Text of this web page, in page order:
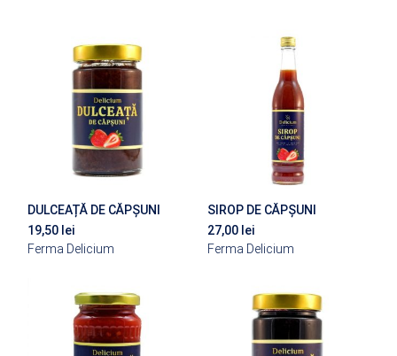
DULCEAȚĂ DE CĂPȘUNI
19,50 lei
Ferma Delicium
SIROP DE CĂPȘUNI
27,00 lei
Ferma Delicium